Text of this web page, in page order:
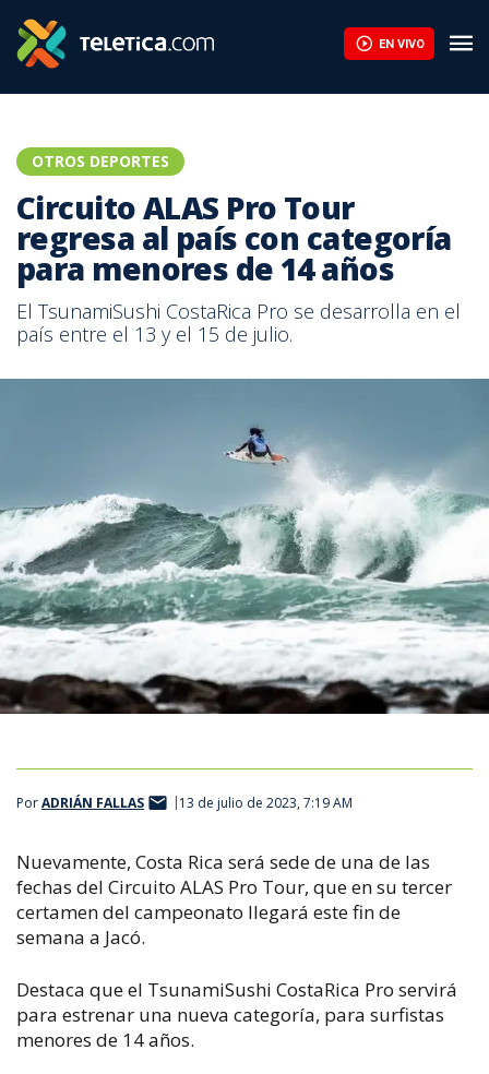
EN VIVO
OTROS DEPORTES
Circuito ALAS Pro Tour
regresa al país con categoría
para menores de 14 años
El TsunamiSushi CostaRica Pro se desarrolla en el
país entre el 13 y el 15 de julio.
PorADRIÁN FALLAS 13 de julio de 2023, 7:19 AM
Nuevamente, Costa Rica será sede de una de las
fechas del Circuito ALAS Pro Tour, que en su tercer
certamen del campeonato llegará este fin de
semana a Jacó.
Destaca que el TsunamiSushi CostaRica Pro servirá
para estrenar una nueva categoría, para surfistas
menores de 14 años.